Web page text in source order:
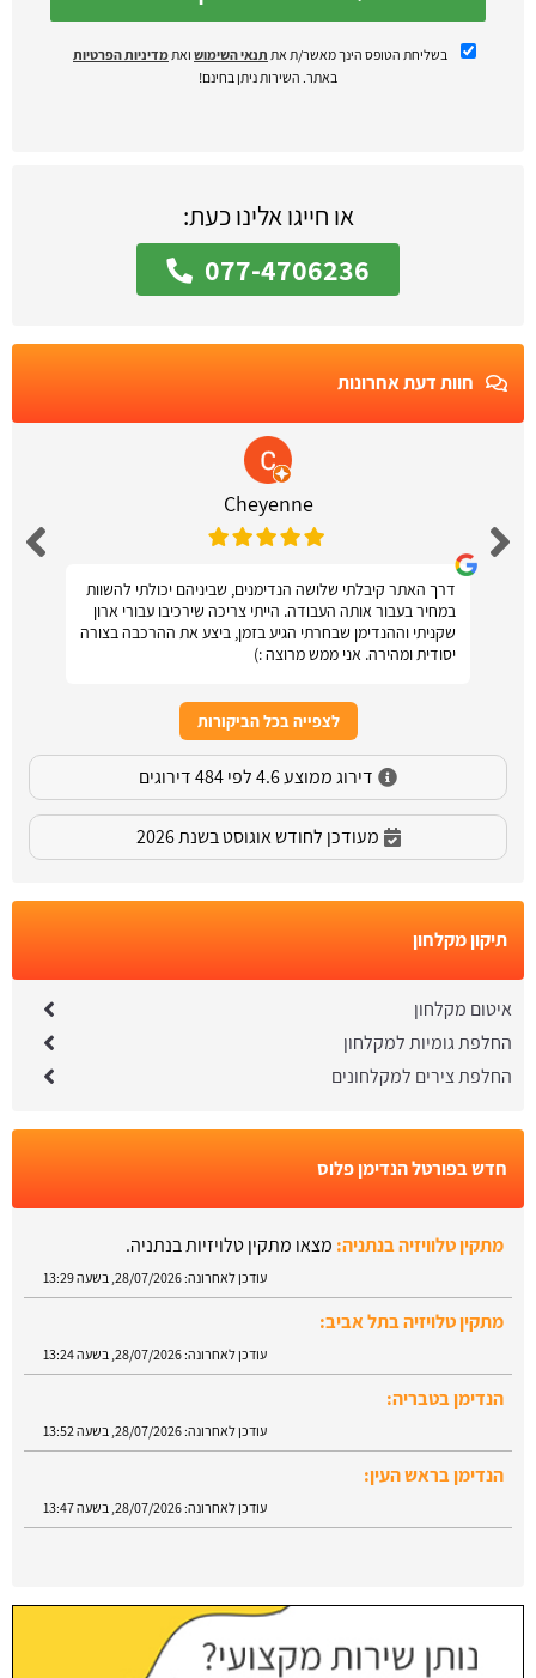
בשליחת הטופס הינך מאשר/ת את תנאי השימוש ואתמדיניות הפרטיות
באתר. השירות ניתן בחינם!
או חייגו אלינו כעת:
077-4706236
חוות דעת אחרונות
Cheyenne
דרך האתר קיבלתי שלושה הנדימנים, שביניהם יכולתי להשוות
במחיר בעבור אותה העבודה. הייתי צריכה שירכיבו עבורי ארון
שקניתי וההנדימן שבחרתי הגיע בזמן, ביצע את ההרכבה בצורה
יסודית ומהירה. אני ממש מרוצה :)
לצפייה בכל הביקורות
דירוג ממוצע 4.6 לפי 484 דירוגים
מעודכן לחודש אוגוסט בשנת 2026
תיקון מקלחון
איטום מקלחון
החלפת גומיות למקלחון
החלפת צירים למקלחונים
חדש בפורטל הנדימן פלוס
מתקין טלוויזיה בנתניה: מצאו מתקין טלויזיות בנתניה.
עודכן לאחרונה: 28/07/2026, בשעה 13:29
מתקין טלויזיה בתל אביב:
עודכן לאחרונה: 28/07/2026, בשעה 13:24
הנדימן בטבריה:
עודכן לאחרונה: 28/07/2026, בשעה 13:52
הנדימן בראש העין:
עודכן לאחרונה: 28/07/2026, בשעה 13:47